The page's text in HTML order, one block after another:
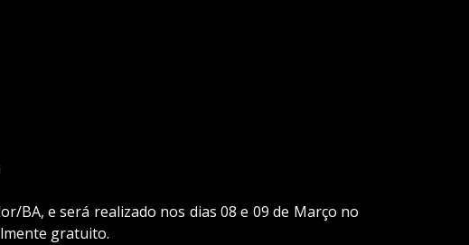
BA, e será realizado nos dias 08 e 09 de Março no
gratuito.